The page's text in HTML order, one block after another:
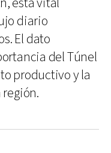
diario
El dato
del Túnel
productivo y la